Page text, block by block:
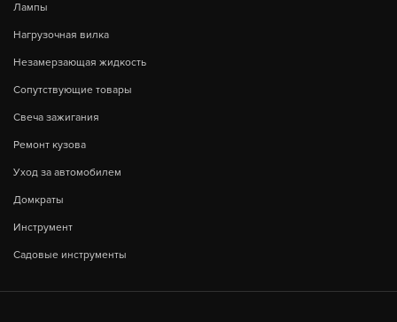
Лампы
Нагрузочная вилка
Незамерзающая жидкость
Сопутствующие товары
Свеча зажигания
Ремонт кузова
Уход за автомобилем
Домкраты
Инструмент
Садовые инструменты